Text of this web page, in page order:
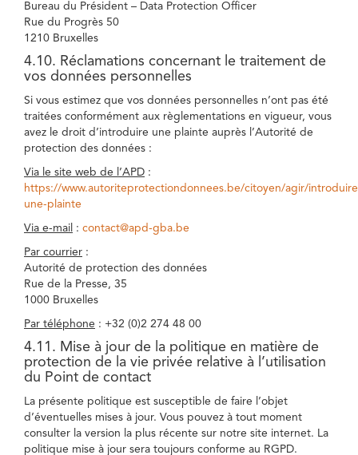
Bureau du Président – Data Protection Officer
Rue du Progrès 50
1210 Bruxelles
4.10. Réclamations concernant le traitement de
vos données personnelles
Si vous estimez que vos données personnelles n’ont pas été
traitées conformément aux règlementations en vigueur, vous
avez le droit d’introduire une plainte auprès l’Autorité de
protection des données :
Via le site web de l’APD :
https://www.autoriteprotectiondonnees.be/citoyen/agir/
une-plainte
Via e-mail : contact@apd-gba.be
Par courrier :
Autorité de protection des données
Rue de la Presse, 35
1000 Bruxelles
Par téléphone : +32 (0)2 274 48 00
4.11. Mise à jour de la politique en matière de
protection de la vie privée relative à l’utilisation
du Point de contact
La présente politique est susceptible de faire l’objet
d’éventuelles mises à jour. Vous pouvez à tout moment
consulter la version la plus récente sur notre site internet. La
politique mise à jour sera toujours conforme au RGPD.